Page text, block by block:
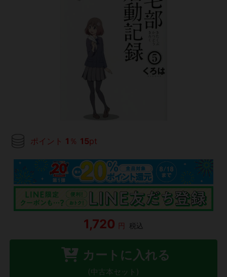
ポイント 1 ％ 15pt
1,720 円 税込
カートに入れる
(中古本セット)